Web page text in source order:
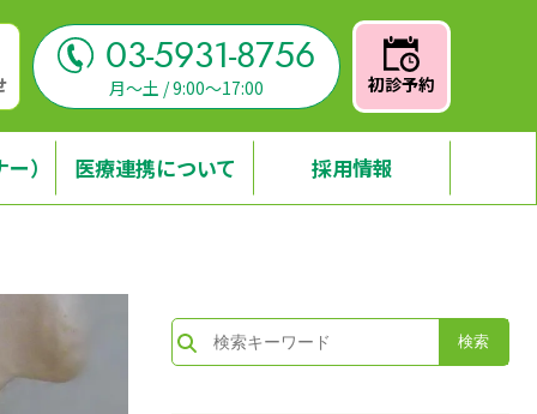
03-5931-8756
月～土 / 9:00～17:00 初診予約
） 医療連携について 採用情報